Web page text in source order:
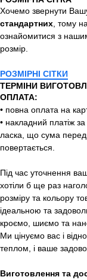
Хочемо звернути
стандартних, тому
ознайомитися з
розмір.
РОЗМІРНІ СІТКИ
ТЕРМІНИ
ОПЛАТА:
• повна оплата на
• накладний платіж
ласка, що сума
повертається.
Під час уточнення
хотіли б ще раз
розміру та кольору
ідеальною та
кроємо, шиємо та
Ми цінуємо вас і
теплом, і ваше
Виготовлення та